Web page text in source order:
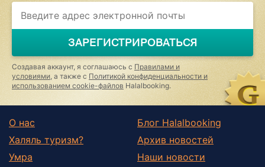
If
you
ignore
this
field
ЗАРЕГИСТРИРОВАТЬСЯ
Создавая аккаунт, я соглашаюсь с Правилами и
условиями , а также с Политикой конфиденциальности и
использованием cookie-файлов Halalbooking.
О нас
Халяль туризм?
Умра
Блог Halalbooking
Архив новостей
Наши новости